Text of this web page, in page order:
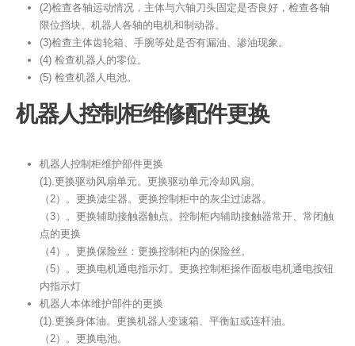
(2)检查各轴运动情况，主体与六轴刀头固定是否良好，检查各轴
限位挡块。机器人各轴的电机和制动器。
(3)检查主体齿轮箱、手腕等处是否有漏油、渗油现象。
(4) 检查机器人的零位。
(5) 检查机器人电池。
机器人控制柜维修配件更换
机器人控制柜维护部件更换
(1).更换驱动风扇单元。更换驱动单元冷却风扇。
（2）。更换滤尘器。更换控制柜中的灰尘过滤器。
（3）。更换辅助接触器触点。控制柜内辅助接触器常开、常闭触
点的更换
（4）。更换保险丝：更换控制柜内的保险丝。
（5）。更换电机通电指示灯。更换控制柜操作面板电机通电按钮
内指示灯
机器人本体维护部件​​的更换
(1).更换身体油。更换机器人变速箱、平衡缸或连杆油。
（2）。更换电池。